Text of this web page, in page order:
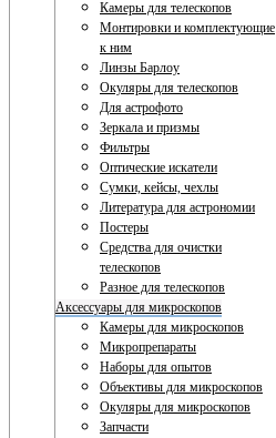
Камеры для телескопов
Монтировки и комплектующие
к ним
Линзы Барлоу
Окуляры для телескопов
Для астрофото
Зеркала и призмы
Фильтры
Оптические искатели
Сумки, кейсы, чехлы
Литература для астрономии
Постеры
Средства для очистки
телескопов
Разное для телескопов
Аксессуары для микроскопов
Камеры для микроскопов
Микропрепараты
Наборы для опытов
Объективы для микроскопов
Окуляры для микроскопов
Запчасти